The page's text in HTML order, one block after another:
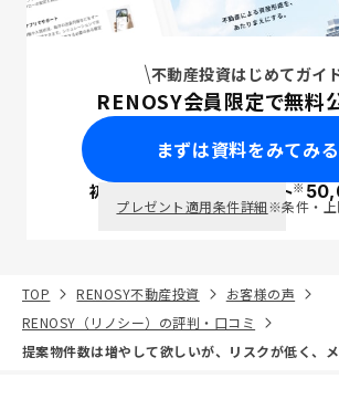
不動産投資はじめてガイ
RENOSY会員限定で無料
まずは資料をみてみる
初回面談で ポイント※
プレゼント適用条件詳細※条件・上
TOP RENOSY不動産投資
お客様の声
RENOSY（リノシー）の評判・口コミ
提案物件数は増やして欲しいが、リスクが低く、